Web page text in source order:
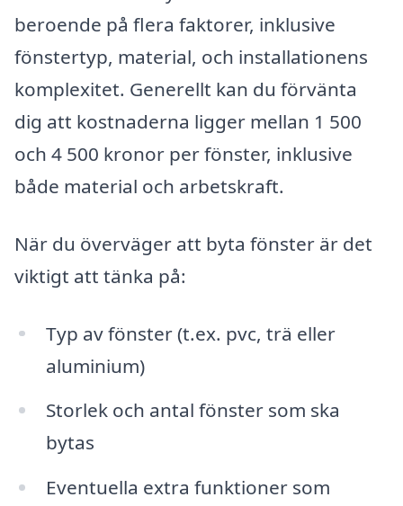
beroende på flera faktorer, inklusive
fönstertyp, material, och installationens
komplexitet. Generellt kan du förvänta
dig att kostnaderna ligger mellan 1 500
och 4 500 kronor per fönster, inklusive
både material och arbetskraft.
När du överväger att byta fönster är det
viktigt att tänka på:
Typ av fönster (t.ex. pvc, trä eller
aluminium)
Storlek och antal fönster som ska
bytas
Eventuella extra funktioner som